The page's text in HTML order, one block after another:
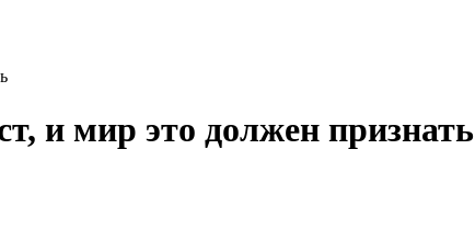
и мир это должен признать